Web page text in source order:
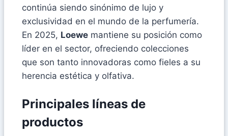
continúa siendo sinónimo de lujo y
exclusividad en el mundo de la perfumería.
En 2025, Loewe mantiene su posición como
líder en el sector, ofreciendo colecciones
que son tanto innovadoras como fieles a su
herencia estética y olfativa.
Principales líneas de
productos